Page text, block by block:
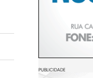
PUBLICIDADE